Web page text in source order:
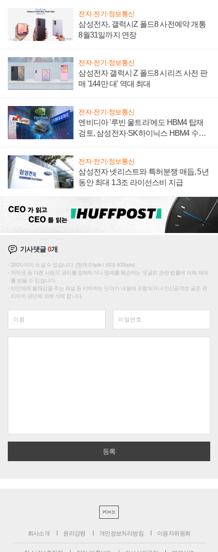
전자·전기·정보통신
삼성전자, 갤럭시Z 폴드8 사전예약 개통
8월31일까지 연장
전자·전기·정보통신
삼성전자 갤럭시 Z 폴드8 시리즈 사전 판
매 '144만 대' 역대 최대
전자·전기·정보통신
엔비디아 '루빈 울트라'에도 HBM4 탑재
검토, 삼성전자·SK하이닉스 HBM4 수율
전자·전기·정보통신
삼성전자 넷리스트와 특허분쟁 매듭, 5년
동안 최대 1.3조 라이선스비 지급
기사댓글0개
200자까지 쓰실 수 있습니다. (현재 0 byte / 최대 400byte)
저작권 등 다른 사람의 권리를 침해하거나 명예를 훼손하는 댓글은 관련 법률에 의해 제재
를 받을 수 있습니다.
타인에게 불쾌감을 주는 욕설 등 비하하는 단어가 내용에 포함되거나 인신공격성 글은 관
리자의 판단에 의해 삭제 합니다.
PC버전
회사소개 윤리강령 개인정보처리방침 이용자위원회